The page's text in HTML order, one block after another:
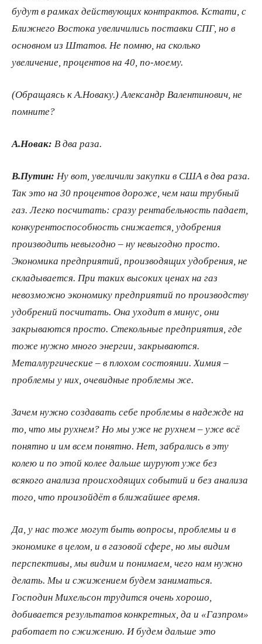
будут в рамках действующих контрактов. Кстати, с
Ближнего Востока увеличились поставки СПГ, но в
основном из Штатов. Не помню, на сколько
увеличение, процентов на 40, по-моему.
(Обращаясь к А.Новаку.) Александр Валентинович, не
помните?
А.Новак: В два раза.
В.Путин: Ну вот, увеличили закупки в США в два раза.
Так это на 30 процентов дороже, чем наш трубный
газ. Легко посчитать: сразу рентабельность падает,
конкурентоспособность снижается, удобрения
производить невыгодно – ну невыгодно просто.
Экономика предприятий, производящих удобрения, не
складывается. При таких высоких ценах на газ
невозможно экономику предприятий по производству
удобрений посчитать. Она уходит в минус, они
закрываются просто. Стекольные предприятия, где
тоже нужно много энергии, закрываются.
Металлургические – в плохом состоянии. Химия –
проблемы у них, очевидные проблемы же.
Зачем нужно создавать себе проблемы в надежде на
то, что мы рухнем? Но мы уже не рухнем – уже всё
понятно и им всем понятно. Нет, забрались в эту
колею и по этой колее дальше шуруют уже без
всякого анализа происходящих событий и без анализа
того, что произойдёт в ближайшее время.
Да, у нас тоже могут быть вопросы, проблемы и в
экономике в целом, и в газовой сфере, но мы видим
перспективы, мы видим и понимаем, чего нам нужно
делать. Мы и сжижением будем заниматься.
Господин Михельсон трудится очень хорошо,
добивается результатов конкретных, да и «Газпром»
работает по сжижению. И будем дальше это